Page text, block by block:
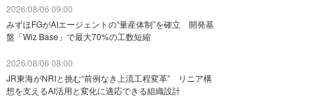
2026/08/06 09:00
みずほFGがAIエージェントの“量産体制”を確立 開発基
盤「Wiz Base」で最大70%の工数短縮
2026/08/06 08:00
JR東海がNRIと挑む“前例なき上流工程変革” リニア構
想を支えるAI活用と変化に適応できる組織設計